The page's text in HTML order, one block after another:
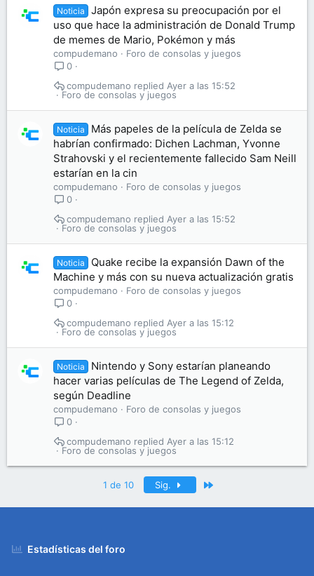
Noticia
Japón expresa su preocupación por el
uso que hace la administración de Donald Trump
de memes de Mario, Pokémon y más
compudemano
Foro de consolas y juegos
0
Foro de consolas y juegos
Ayer a las 15:52
compudemano
Noticia
Más papeles de la película de Zelda se
habrían confirmado: Dichen Lachman, Yvonne
Strahovski y el recientemente fallecido Sam Neill
estarían en la cin
compudemano
Foro de consolas y juegos
0
Foro de consolas y juegos
Ayer a las 15:52
compudemano
Noticia
Quake recibe la expansión Dawn of the
Machine y más con su nueva actualización gratis
compudemano
Foro de consolas y juegos
0
Foro de consolas y juegos
Ayer a las 15:12
compudemano
Noticia
Nintendo y Sony estarían planeando
hacer varias películas de The Legend of Zelda,
según Deadline
compudemano
Foro de consolas y juegos
0
Foro de consolas y juegos
Ayer a las 15:12
compudemano
1 de 10 Sig.
Estadísticas del foro